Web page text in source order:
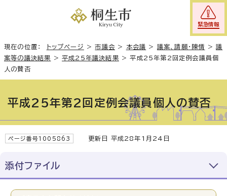
緊急情報
現在の位置： トップページ >市議会 > 本会議 > 議案、請願・陳情 >議
案等の議決結果
>平成25年議決結果 >平成25年第2回定例会議員個
人の賛否
平成25年第2回定例会議員個人の賛否
ページ番号1005863 更新日 平成28年1月24日
添付ファイル